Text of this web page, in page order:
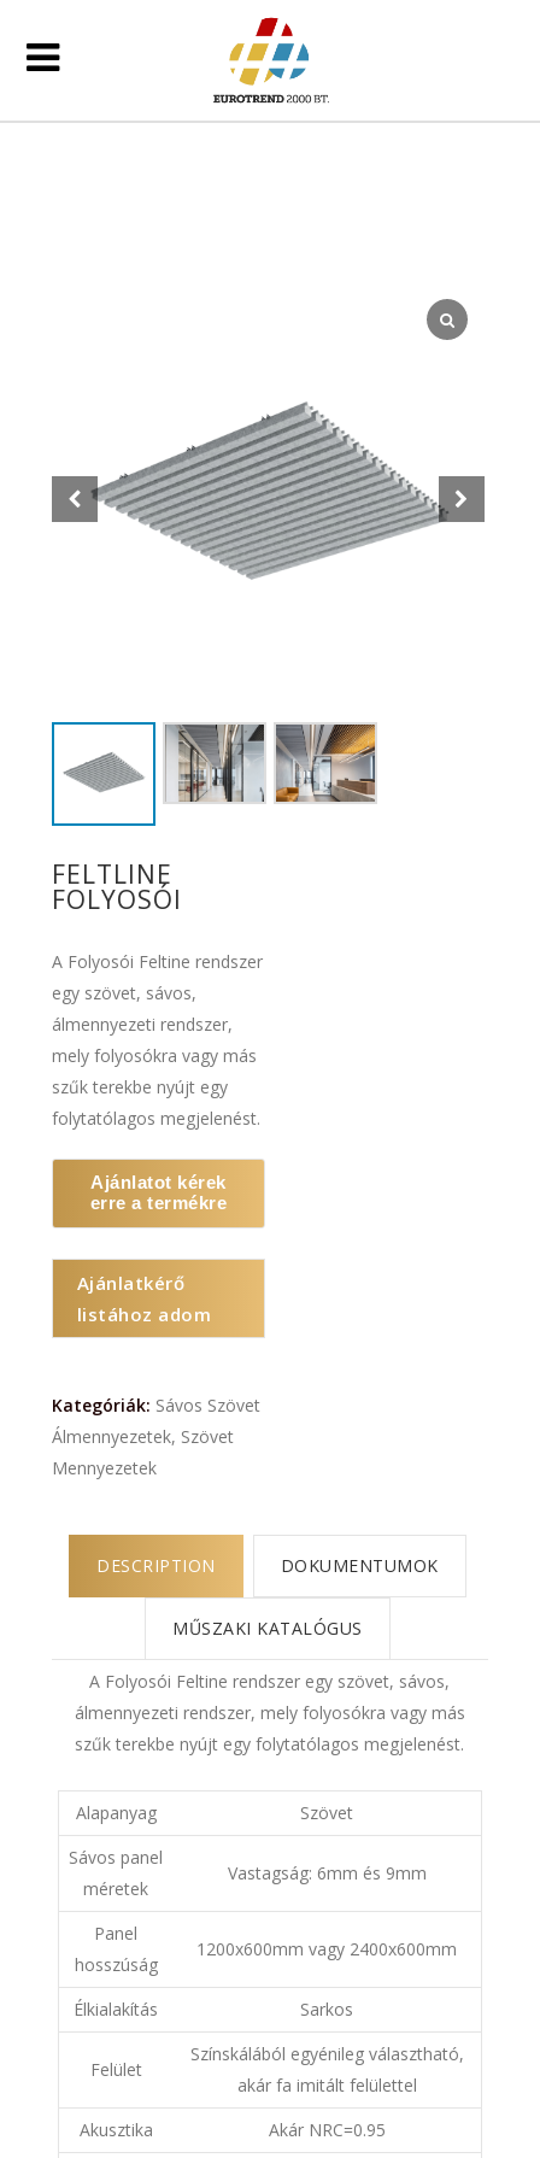
FELTLINE
FOLYOSÓI
A Folyosói Feltine rendszer
egy szövet, sávos,
álmennyezeti rendszer,
mely folyosókra vagy más
szűk terekbe nyújt egy
folytatólagos megjelenést.
Ajánlatot kérek
erre a termékre
Ajánlatkérő
listához adom
Kategóriák: Sávos Szövet
Álmennyezetek, Szövet
Mennyezetek
DESCRIPTION DOKUMENTUMOK
MŰSZAKI KATALÓGUS
A Folyosói Feltine rendszer egy szövet, sávos,
álmennyezeti rendszer, mely folyosókra vagy más
szűk terekbe nyújt egy folytatólagos megjelenést.
Alapanyag
Szövet
Sávos panel
méretek
Vastagság: 6mm és 9mm
Panel
hosszúság
1200x600mm vagy 2400x600mm
Élkialakítás Sarkos
Felület
Színskálából egyénileg választható,
akár fa imitált felülettel
Akusztika
Akár NRC=0.95